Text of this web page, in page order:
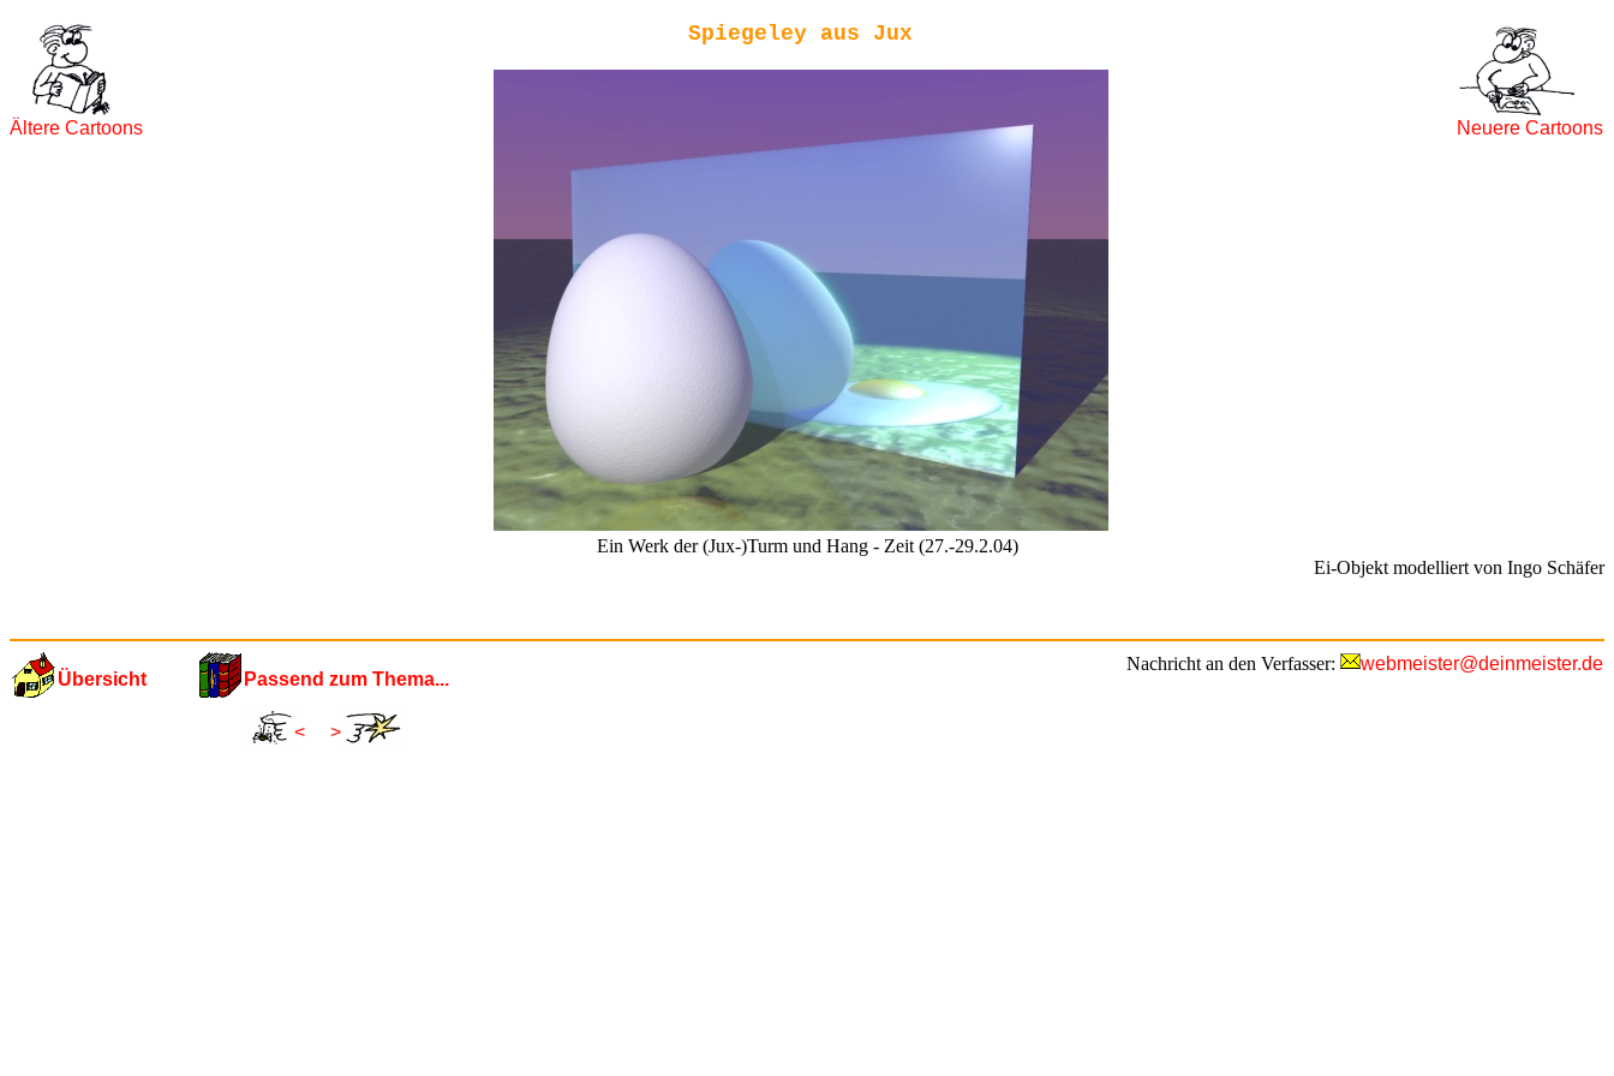
Ältere Cartoons Neuere Cartoons
Spiegeley aus Jux
Ein Werk der (Jux-)Turm und Hang - Zeit (27.-29.2.04)
Ei-Objekt modelliert von Ingo Schäfer
Nachricht an den Verfasser: webmeister@deinmeister.de
Übersicht Passend zum Thema...
< >